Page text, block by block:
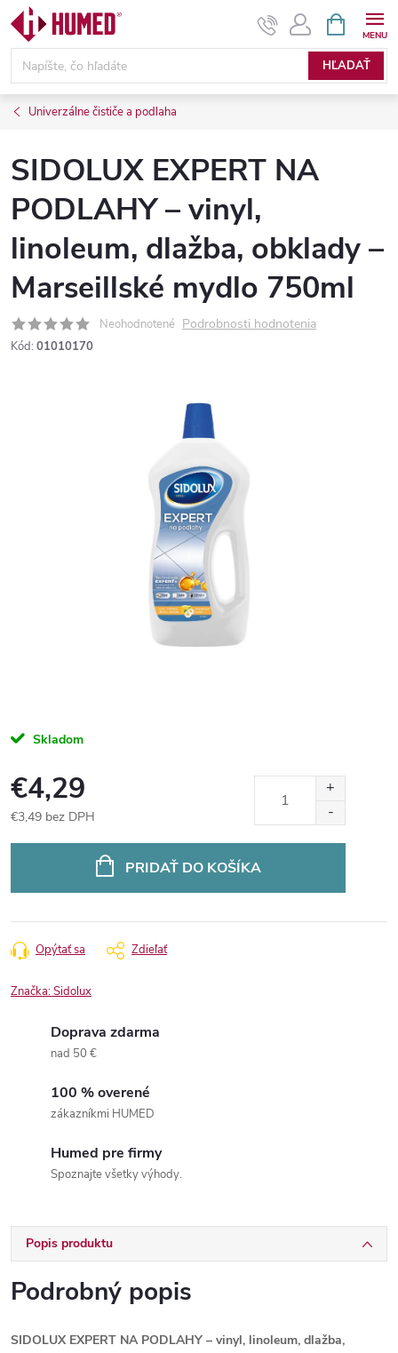
Prejsť
obsah
HĽADAŤ
KOŠÍK
Univerzálne čističe a podlaha
SIDOLUX EXPERT NA
PODLAHY – vinyl,
linoleum, dlažba, obklady –
Marseillské mydlo 750ml
Neohodnotené Podrobnosti hodnotenia
Kód: 01010170
Skladom
€4,29
€3,49 bez DPH
PRIDAŤ DO KOŠÍKA
Opýtať sa Zdieľať
Značka:Sidolux
Doprava zdarma
nad 50 €
100 % overené
zákazníkmi HUMED
Humed pre firmy
Spoznajte všetky výhody.
Popis produktu
Podrobný popis
SIDOLUX EXPERT NA PODLAHY – vinyl, linoleum, dlažba,